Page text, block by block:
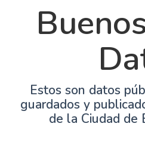
Estos son datos
guardados y
de la Ciudad de